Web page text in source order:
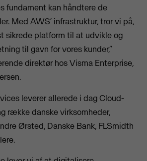
fundament kan håndtere de
Med AWS’ infrastruktur, tror vi på,
sikrede platform til at udvikle og
til gavn for vores kunder,”
direktør hos Visma Enterprise,
leverer allerede i dag Cloud-
række danske virksomheder,
Ørsted, Danske Bank, FLSmidth